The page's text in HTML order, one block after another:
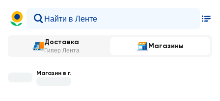
Доставка
Гипер Лента
Магазины
Магазин в г.